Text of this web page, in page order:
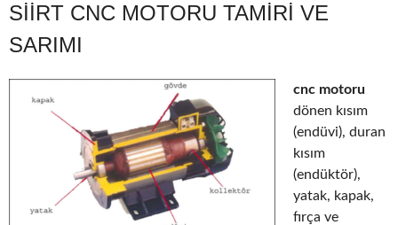
SIIRT CNC MOTORU TAMIRI VE
SARIMI
cnc motoru
dönen kısım
(endüvi), duran
kısım
(endüktör),
yatak, kapak,
fırça ve